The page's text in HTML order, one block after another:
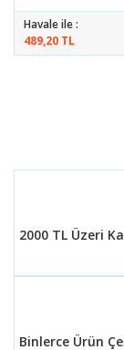
Havale ile :
489,20 TL
2000 TL Üzeri
Binlerce Ürün